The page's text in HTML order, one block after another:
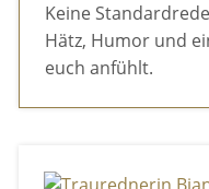
Keine
Hätz, Humor und
euch anfühlt.